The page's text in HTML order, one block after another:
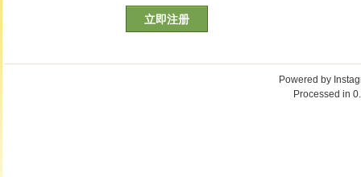
立即注册
Powered by
Processed in